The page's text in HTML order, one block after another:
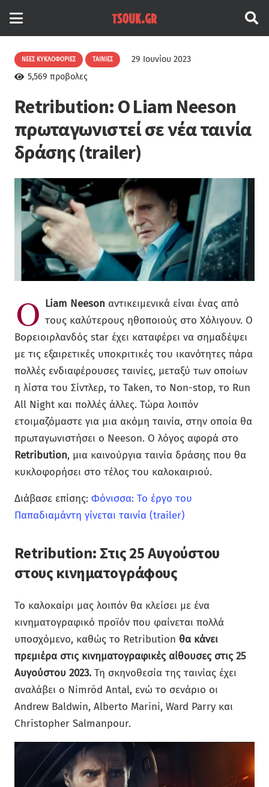
ΝΈΕΣ ΚΥΚΛΟΦΟΡΊΕΣ ΤΑΙΝΊΕΣ
29 Ιουνίου 2023
5,569 προβολες
Retribution: Ο Liam Neeson
πρωταγωνιστεί σε νέα ταινία
δράσης (trailer)
Ο Liam Neeson αντικειμενικά είναι ένας από
τους καλύτερους ηθοποιούς στο Χόλιγουν. Ο
Βορειοιρλανδός star έχει καταφέρει να σημαδέψει
με τις εξαιρετικές υποκριτικές του ικανότητες πάρα
πολλές ενδιαφέρουσες ταινίες, μεταξύ των οποίων
η λίστα του Σίντλερ, το Taken, το Non-stop, το Run
All Night και πολλές άλλες. Τώρα λοιπόν
ετοιμαζόμαστε για μια ακόμη ταινία, στην οποία θα
πρωταγωνιστήσει ο Neeson. Ο λόγος αφορά στο
Retribution, μια καινούργια ταινία δράσης που θα
κυκλοφορήσει στο τέλος του καλοκαιριού.
Διάβασε επίσης: Φόνισσα: Το έργο του
Παπαδιαμάντη γίνεται ταινία (trailer)
Retribution: Στις 25 Αυγούστου
στους κινηματογράφους
Το καλοκαίρι μας λοιπόν θα κλείσει με ένα
κινηματογραφικό προϊόν που φαίνεται πολλά
υποσχόμενο, καθώς το Retribution θα κάνει
πρεμιέρα στις κινηματογραφικές αίθουσες στις 25
Αυγούστου 2023. Τη σκηνοθεσία της ταινίας έχει
αναλάβει ο Nimród Antal, ενώ το σενάριο οι
Andrew Baldwin, Alberto Marini, Ward Parry και
Christopher Salmanpour.